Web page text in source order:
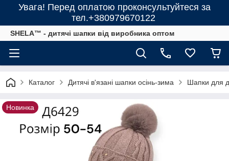
Увага! Перед оплатою проконсультуйтеся за
тел.+380979670122
SHELA™ - дитячі шапки від виробника оптом
Каталог Дитячі в'язані шапки осінь-зима Шапки для
Новинка